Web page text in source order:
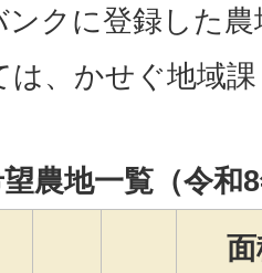
ンクに登録した
は、かせぐ地域
農地一覧（令和